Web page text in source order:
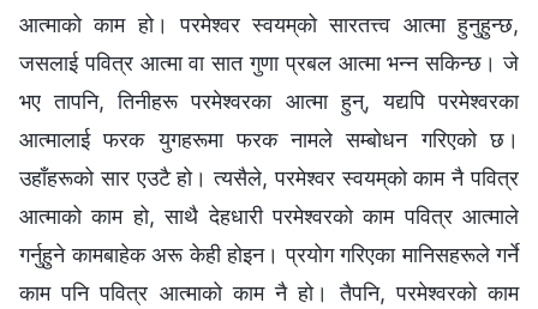
आत्माको काम हो। परमेश्‍वर स्‍वयम्‌को सारतत्त्व आत्मा हुनुहुन्छ,
जसलाई पवित्र आत्मा वा सात गुणा प्रबल आत्मा भन्‍न सकिन्छ। जे
भए तापनि, तिनीहरू परमेश्‍वरका आत्मा हुन्, यद्यपि परमेश्‍वरका
आत्मालाई फरक युगहरूमा फरक नामले सम्बोधन गरिएको छ।
उहाँहरूको सार एउटै हो। त्यसैले, परमेश्‍वर स्‍वयम्‌को काम नै पवित्र
आत्माको काम हो, साथै देहधारी परमेश्‍वरको काम पवित्र आत्माले
गर्नुहुने कामबाहेक अरू केही होइन। प्रयोग गरिएका मानिसहरूले गर्ने
काम पनि पवित्र आत्माको काम नै हो। तैपनि, परमेश्‍वरको काम